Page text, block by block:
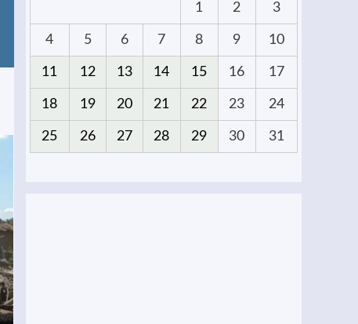
1 2 3
4 5 6 7 8 9 10
11 12 13 14 15 16 17
18 19 20 21 22 23 24
25 26 27 28 29 30 31